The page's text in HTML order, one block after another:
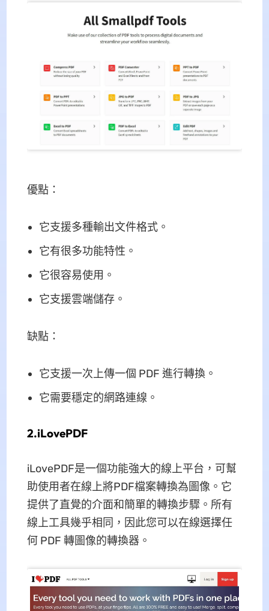
優點：
它支援多種輸出文件格式。
它有很多功能特性。
它很容易使用。
它支援雲端儲存。
缺點：
它支援一次上傳一個 PDF 進行轉換。
它需要穩定的網路連線。
2.iLovePDF
iLovePDF是一個功能強大的線上平台，可幫
助使用者在線上將PDF檔案轉換為圖像。它
提供了直覺的介面和簡單的轉換步驟。所有
線上工具幾乎相同，因此您可以在線選擇任
何 PDF 轉圖像的轉換器。